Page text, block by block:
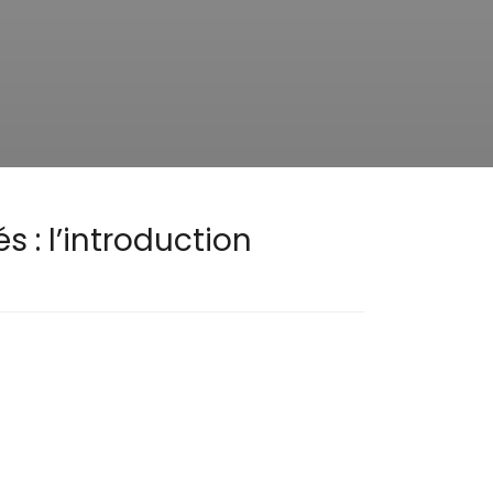
: l’introduction